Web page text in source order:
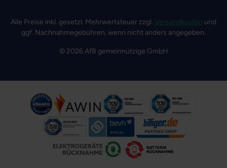
Alle Preise inkl. gesetzl. Mehrwertsteuer zzgl. Versandkosten und
ggf. Nachnahmegebühren, wenn nicht anders angegeben.
© 2026 AfB gemeinnützige GmbH